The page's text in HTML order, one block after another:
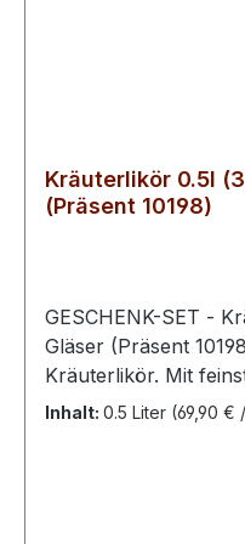
Kräuterlikör 0.5l
(Präsent 10198)
GESCHENK-SET - Kräuterlikör 0.5l (38%Vol) +
Gläser (Präsent
Kräuterlikör. Mit
Likör, der in keinem
Inhalt: 0.5 Liter (69,90 €